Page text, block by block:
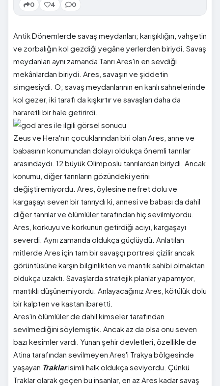
0 4 0
Antik Dönemlerde savaş meydanları; karışıklığın, vahşetin
ve zorbalığın kol gezdiği yegâne yerlerden biriydi. Savaş
meydanları aynı zamanda Tanrı Ares'in en sevdiği
mekânlardan biriydi. Ares, savaşın ve şiddetin
simgesiydi. O; savaş meydanlarının en kanlı sahnelerinde
kol gezer, iki tarafı da kışkırtır ve savaşları daha da
hararetli bir hale getirirdi.
Zeus ve Hera'nın çocuklarından biri olan Ares, anne ve
babasının konumundan dolayı oldukça önemli tanrılar
arasındaydı. 12 büyük Olimposlu tanrılardan biriydi. Ancak
konumu, diğer tanrıların gözündeki yerini
değiştiremiyordu. Ares, öylesine nefret dolu ve
kargaşayı seven bir tanrıydı ki, annesi ve babası da dahil
diğer tanrılar ve ölümlüler tarafından hiç sevilmiyordu.
Ares, korkuyu ve korkunun getirdiği acıyı, kargaşayı
severdi. Aynı zamanda oldukça güçlüydü. Anlatılan
mitlerde Ares için tam bir savaşçı portresi çizilir ancak
görüntüsüne karşın bilginlikten ve mantık sahibi olmaktan
oldukça uzaktı. Savaşlarda stratejik planlar yapamıyor,
mantıklı düşünemiyordu. Anlayacağınız Ares, kötülük dolu
bir kalpten ve kastan ibaretti.
Ares'in ölümlüler de dahil kimseler tarafından
sevilmediğini söylemiştik. Ancak az da olsa onu seven
bazı kesimler vardı. Yunan şehir devletleri, özellikle de
Atina tarafından sevilmeyen Ares'i Trakya bölgesinde
yaşayan Traklarisimli halk oldukça seviyordu. Çünkü
Traklar olarak geçen bu insanlar, en az Ares kadar savaş